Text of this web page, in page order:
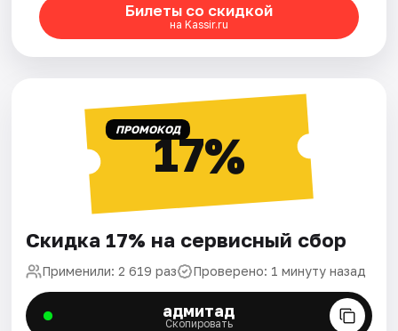
Билеты со скидкой
на Kassir.ru
ПРОМОКОД17%
Скидка 17% на сервисный сбор
Применили: 2 619 раз Проверено: 1 минуту назад
адмитад
Скопировать